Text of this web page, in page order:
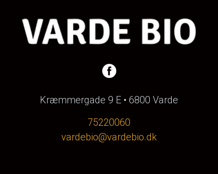
Kræmmergade 9 E • 6800 Varde
75220060
vardebio@vardebio.dk